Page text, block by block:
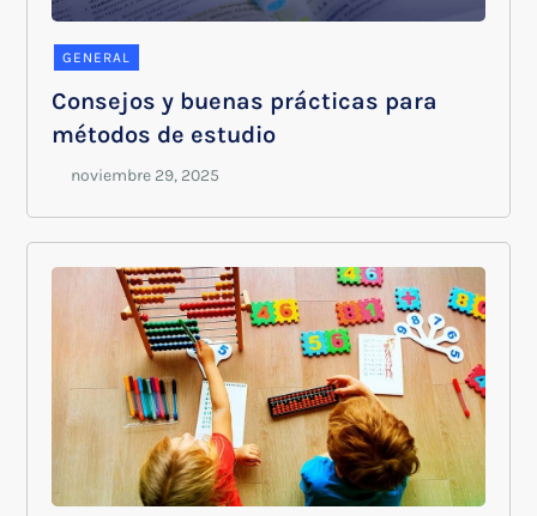
GENERAL
Consejos y buenas prácticas para
métodos de estudio